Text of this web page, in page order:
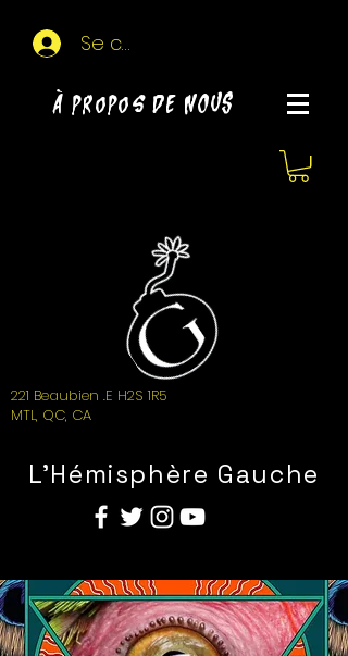
Se connecter
À propos de NOUS
221 Beaubien .E H2S 1R5
MTL, QC, CA
L'Hémisphère Gauche